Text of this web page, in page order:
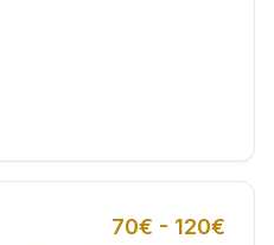
70€ - 120€